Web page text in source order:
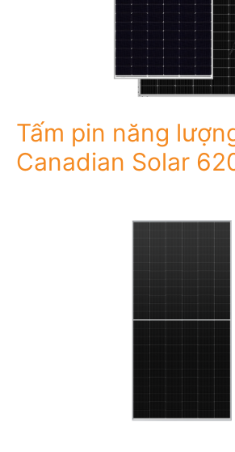
Tấm pin năng
Canadian Solar